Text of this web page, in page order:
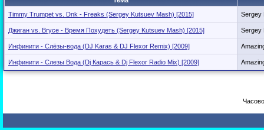
Timmy Trumpet vs. Dnk - Freaks (Sergey Kutsuev Mash) [2015]
Sergey
Джиган vs. Bryce - Время Похудеть (Sergey Kutsuev Mash) [2015] Sergey
Инфинити - Слёзы-вода (DJ Karas & DJ Flexor Remix) [2009]
Инфинити - Слезы Вода (Dj Карась & Dj Flexor Radio Mix) [2009]